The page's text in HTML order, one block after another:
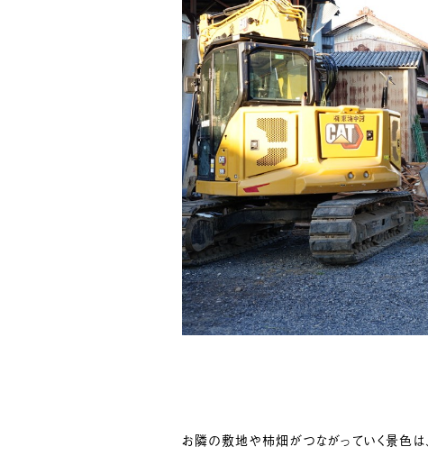
お隣の敷地や柿畑がつながっていく景色は、